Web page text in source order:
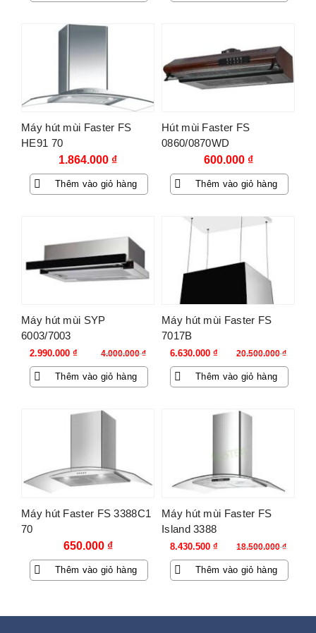
Máy hút mùi Faster FS
HE91 70
1.864.000 ₫
Thêm vào giỏ hàng
Hút mùi Faster FS
0860/0870WD
600.000 ₫
Thêm vào giỏ hàng
Máy hút mùi SYP
6003/7003
4.000.000₫
Giá
gốc
là:
2.990.000 ₫
Giá
hiện
tại
Thêm vào giỏ hàng
Máy hút mùi Faster FS
7017B
20.500.000₫
Giá
gốc
là:
6.630.000 ₫
Giá
hiện
tại
Thêm vào giỏ hàng
Máy hút Faster FS 3388C1
70
650.000 ₫
Thêm vào giỏ hàng
Máy hút mùi Faster FS
Island 3388
18.500.000₫
Giá
gốc
là:
8.430.500 ₫
Giá
hiện
tại
Thêm vào giỏ hàng